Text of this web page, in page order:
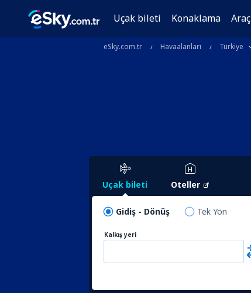
Uçak bileti Konaklama Araç
eSky.com.tr Havaalanları Türkiye
Uçak bileti Oteller
Gidiş - Dönüş Tek Yön
Kalkış yeri